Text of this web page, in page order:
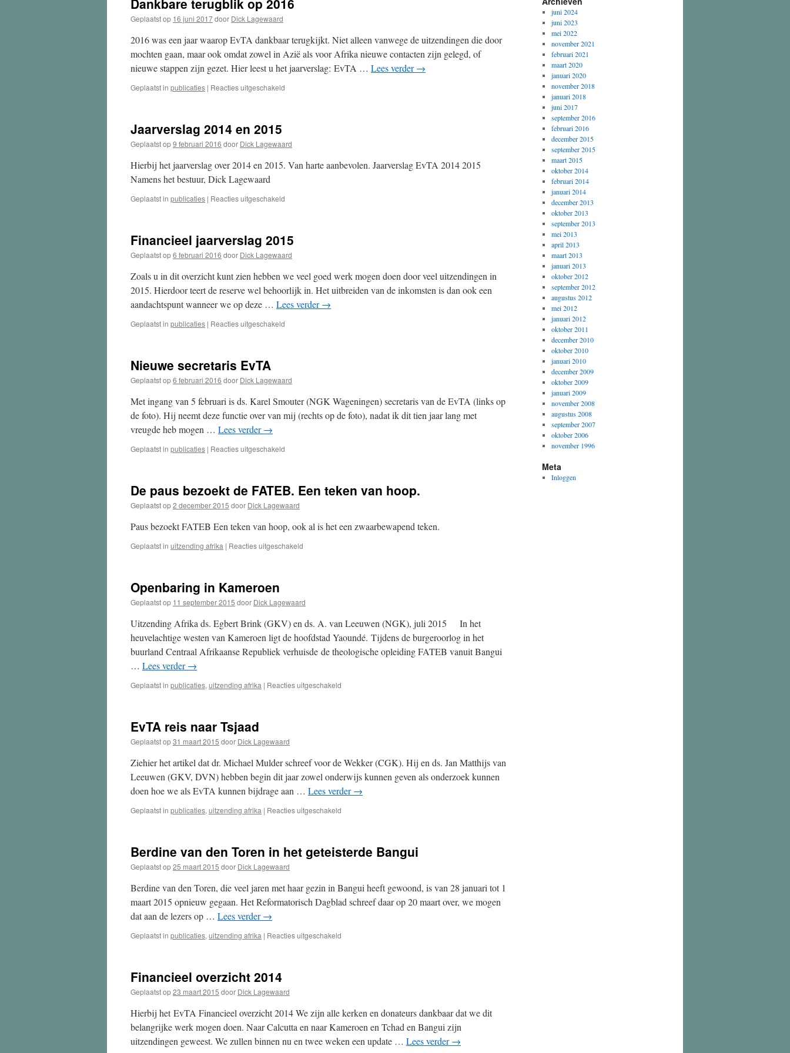
Dankbare terugblik op 2016
Geplaatst op 16 juni 2017door Dick Lagewaard
2016 was een jaar waarop EvTA dankbaar terugkijkt. Niet alleen vanwege de uitzendingen die door
mochten gaan, maar ook omdat zowel in Azië als voor Afrika nieuwe contacten zijn gelegd, of
nieuwe stappen zijn gezet. Hier leest u het jaarverslag: EvTA … Lees verder→
Geplaatst in publicaties | Reacties uitgeschakeld
Jaarverslag 2014 en 2015
Geplaatst op9 februari 2016 door Dick Lagewaard
Hierbij het jaarverslag over 2014 en 2015. Van harte aanbevolen. Jaarverslag EvTA 2014 2015
Namens het bestuur, Dick Lagewaard
Geplaatst in publicaties | Reacties uitgeschakeld
2015
Financieel jaarverslag 2015
Geplaatst op6 februari 2016 door Dick Lagewaard
Zoals u in dit overzicht kunt zien hebben we veel goed werk mogen doen door veel uitzendingen in
2015. Hierdoor teert de reserve wel behoorlijk in. Het uitbreiden van de inkomsten is dan ook een
aandachtspunt wanneer we op deze … Lees verder→
Geplaatst in publicaties | Reacties uitgeschakeld
Nieuwe secretaris EvTA
Geplaatst op6 februari 2016 door Dick Lagewaard
Met ingang van 5 februari is ds. Karel Smouter (NGK Wageningen) secretaris van de EvTA (links op
de foto). Hij neemt deze functie over van mij (rechts op de foto), nadat ik dit tien jaar lang met
vreugde heb mogen … Lees verder→
Geplaatst in publicaties | Reacties uitgeschakeld
De paus bezoekt de FATEB. Een teken van hoop.
Geplaatst op2 december 2015 door Dick Lagewaard
Paus bezoekt FATEB Een teken van hoop, ook al is het een zwaarbewapend teken.
Geplaatst in uitzending afrika | Reacties uitgeschakeld
FATEB.
Een
teken
van
hoop.
Openbaring in Kameroen
Geplaatst op 11 september 2015 door Dick Lagewaard
Uitzending Afrika ds. Egbert Brink (GKV) en ds. A. van Leeuwen (NGK), juli 2015 In het
heuvelachtige westen van Kameroen ligt de hoofdstad Yaoundé. Tijdens de burgeroorlog in het
buurland Centraal Afrikaanse Republiek verhuisde de theologische opleiding FATEB vanuit Bangui
… Lees verder→
Geplaatst in publicaties, uitzending afrika | Reacties uitgeschakeld
EvTA reis naar Tsjaad
Geplaatst op31 maart 2015 door Dick Lagewaard
Ziehier het artikel dat dr. Michael Mulder schreef voor de Wekker (CGK). Hij en ds. Jan Matthijs van
Leeuwen (GKV, DVN) hebben begin dit jaar zowel onderwijs kunnen geven als onderzoek kunnen
doen hoe we als EvTA kunnen bijdrage aan … Lees verder→
Geplaatst in publicaties, uitzending afrika | Reacties uitgeschakeld
Tsjaad
Berdine van den Toren in het geteisterde Bangui
Geplaatst op25 maart 2015 door Dick Lagewaard
Berdine van den Toren, die veel jaren met haar gezin in Bangui heeft gewoond, is van 28 januari tot 1
maart 2015 opnieuw gegaan. Het Reformatorisch Dagblad schreef daar op 20 maart over, we mogen
dat aan de lezers op … Lees verder→
Geplaatst in publicaties, uitzending afrika | Reacties uitgeschakeld
geteisterde
Bangui
Financieel overzicht 2014
Geplaatst op23 maart 2015 door Dick Lagewaard
Hierbij het EvTA Financieel overzicht 2014 We zijn alle kerken en donateurs dankbaar dat we dit
belangrijke werk mogen doen. Naar Calcutta en naar Kameroen en Tchad en Bangui zijn
uitzendingen geweest. We zullen binnen nu en twee weken een update … Lees verder→
juni 2024
juni 2023
mei 2022
november 2021
februari 2021
maart 2020
januari 2020
november 2018
januari 2018
juni 2017
september 2016
februari 2016
december 2015
september 2015
maart 2015
oktober 2014
februari 2014
januari 2014
december 2013
oktober 2013
september 2013
mei 2013
april 2013
maart 2013
januari 2013
oktober 2012
september 2012
augustus 2012
mei 2012
januari 2012
oktober 2011
december 2010
oktober 2010
januari 2010
december 2009
oktober 2009
januari 2009
november 2008
augustus 2008
september 2007
oktober 2006
november 1996
Meta
Inloggen